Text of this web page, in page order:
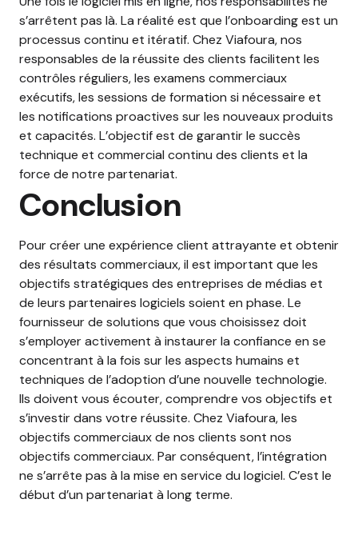
s’arrêtent pas là. La réalité est que l’onboarding est un
processus continu et itératif. Chez Viafoura, nos
responsables de la réussite des clients facilitent les
contrôles réguliers, les examens commerciaux
exécutifs, les sessions de formation si nécessaire et
les notifications proactives sur les nouveaux produits
et capacités. L’objectif est de garantir le succès
technique et commercial continu des clients et la
force de notre partenariat.
Conclusion
Pour créer une expérience client attrayante et obtenir
des résultats commerciaux, il est important que les
objectifs stratégiques des entreprises de médias et
de leurs partenaires logiciels soient en phase. Le
fournisseur de solutions que vous choisissez doit
s’employer activement à instaurer la confiance en se
concentrant à la fois sur les aspects humains et
techniques de l’adoption d’une nouvelle technologie.
Ils doivent vous écouter, comprendre vos objectifs et
s’investir dans votre réussite. Chez Viafoura, les
objectifs commerciaux de nos clients sont nos
objectifs commerciaux. Par conséquent, l’intégration
ne s’arrête pas à la mise en service du logiciel. C’est le
début d’un partenariat à long terme.